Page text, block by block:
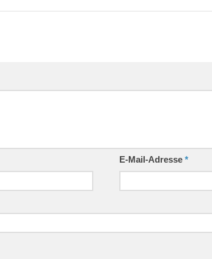
E-Mail-Adresse *